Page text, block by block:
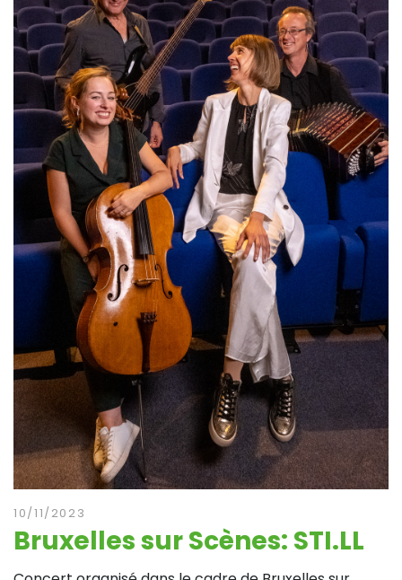
10/11/2023
Bruxelles sur Scènes: STI.LL